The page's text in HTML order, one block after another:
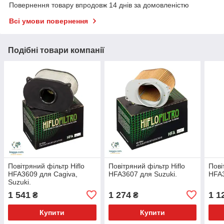
Повернення товару впродовж 14 днів за домовленістю
Всі умови повернення
Подібні товари компанії
Повітряний фільтр Hiflo
HFA3609 для Cagiva,
Suzuki.
1 541 ₴
Купити
Повітряний фільтр Hiflo
HFA3607 для Suzuki.
1 274₴
Купити
1